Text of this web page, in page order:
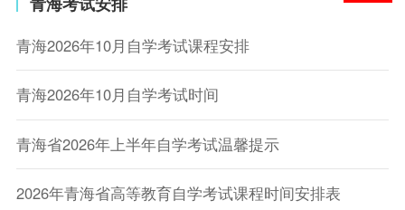
青海2026年10月自学考试课程安排
青海2026年10月自学考试时间
青海省2026年上半年自学考试温馨提示
2026年青海省高等教育自学考试课程时间安排表